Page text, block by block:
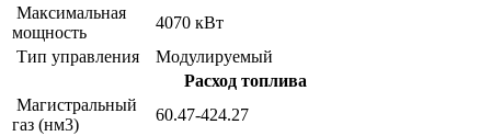
Максимальная
мощность
4070 кВт
Тип управления
Модулируемый
Расход топлива
Магистральный
газ (нм3)
60.47-424.27